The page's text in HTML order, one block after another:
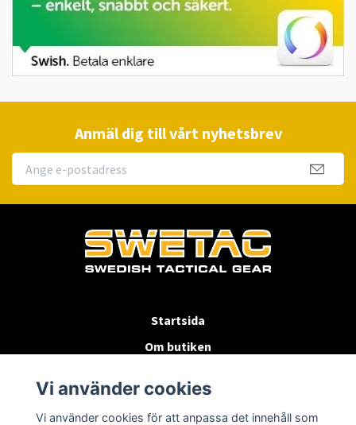
Anmäl dig till vårt nyhetsbrev
Startsida
Om butiken
Byten & Returer
Vi använder cookies
Vi använder cookies för att anpassa det innehåll som